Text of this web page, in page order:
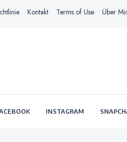
Kontakt Terms of Use Über
INSTAGRAM